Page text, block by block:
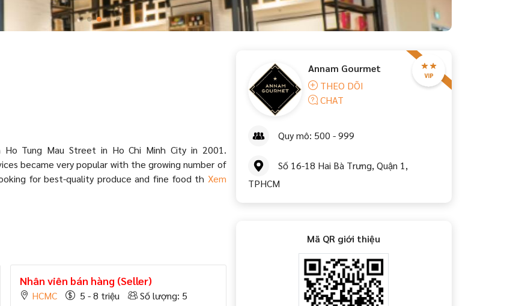
Tung Mau Street in Ho Chi Minh City in 2001.
became very popular with the growing number of
for best-quality produce and fine food th Xem
Nhân viên bán hàng (Seller)
HCMC 5 - 8 triệu
Số lượng: 5
Annam Gourmet
THEO DÕI
CHAT
Quy mô: 500 - 999
Số 16-18 Hai Bà Trưng, Quận 1,
TPHCM
Mã QR giới thiệu